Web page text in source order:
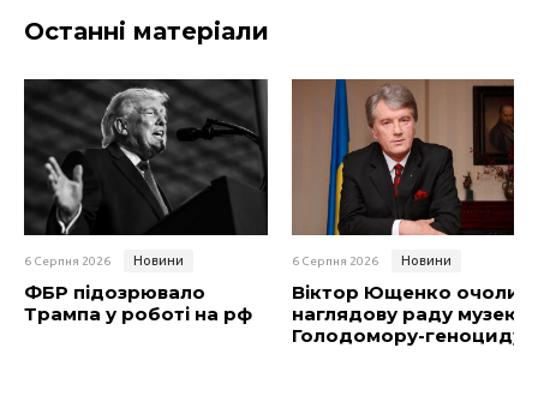
Останні матеріали
6 Серпня 2026 Новини
ФБР підозрювало
Трампа у роботі на рф
6 Серпня 2026 Новини
Віктор Ющенко очолив
наглядову раду музею
Голодомору-геноциду